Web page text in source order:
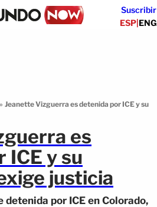
Suscribir
ESP|ENG
» Jeanette Vizguerra es detenida por ICE y su
es
ICE y su
justicia
por ICE en Colorado,